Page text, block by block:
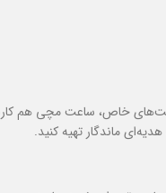
خاص، ساعت مچی هم
ماندگار تهیه کنید.